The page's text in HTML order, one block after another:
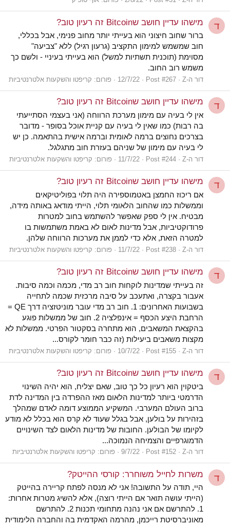
ד מישהו עדיין חושב שBitcoin זה רעיון טוב?
ברור שחוב חיצוני הוא בעייתי יותר מחוב פנימי, אבל בכללי,
חוב שמשמש למימון התקציב (גרעון רגיל) ללא "צביעה"
מסוימת (תוכנית תשתיות למשל) הוא בעייתי בעיניי - ולשם כך
משמש רוב החוב.
דור ה-Z Post #267
12/7/22 פורום: קריפטו והשקעות אלטרנטיביות
ד מישהו עדיין חושב שBitcoin זה רעיון טוב?
אין לי בעיה עם מימון מערכת הרווחה (אני בעצמי הסתייעתי
בה רבות) כמו שאין לי בעיה עם קניית אוכל בסופר - מדובר
בצרכים נחוצים ברמה לאומית וברמה אישית בהתאמה. כן יש
לי בעיה עם מימון של שניהם בעזרת חוב מתגלגל.
דור ה-Z Post #244
11/7/22 פורום: קריפטו והשקעות אלטרנטיביות
ד מישהו עדיין חושב שBitcoin זה רעיון טוב?
אם ריכוז החמצן באטמוספירה היה תלוי בפוליטיקאים
וממשלות כמו שהחוב הלאומי תלוי, הייתי מודאג באותה מידה,
מבטיח. אין לי ספק שאפשר להשתמש בחוב למטרות
פרודוקטיביות, אבל מדינות לאום לא באמת משתמשות בו
למטרה הזאת, אלא כדי לממן את מערכות הרווחה שלהן.
דור ה-Z Post #238
11/7/22 פורום: קריפטו והשקעות אלטרנטיביות
ד מישהו עדיין חושב שBitcoin זה רעיון טוב?
זה בעייתי שמדינות לוקחות חוב רב מדי, מכמה וכמה סיבות.
אעבור בקצרה, ואתעכב על סיבה מרכזית שכמה לתחייה
בשבועות האחרונים: 1. חוב רב מדי עובר מוניטזציה דרך QE =
הרחבת היצע הכסף = אינפלציה 2. חוב של ממשלות פוגע
בהקצאת המשאבים, הוא מתחרה בסקטור הפרטי. ממשלות לא
מקצות משאבים ביעילות (זה כבר חומר לקורס...
דור ה-Z Post #155
10/7/22 פורום: קריפטו והשקעות אלטרנטיביות
ד מישהו עדיין חושב שBitcoin זה רעיון טוב?
ביטקוין הוא רעיון כל כך טוב, שאם יצליח, הוא יהיה השינוי
הדרמטי ביותר למדינות הלאום מאז ההפרדה בין המדינה לדת
ברוב העולם המערבי. המשקיע הממוצע דומה לאדם שמהלך
בזהירות על בולען, אבל בגלל שעוד לא קרס הוא בכלל לא מודע
לקיומו של הבולען. החובות של מדינות הלאום לצד השינויים
הדמוגרפיים והצמיחה הנמוכה...
דור ה-Z Post #152
9/7/22 פורום: קריפטו והשקעות אלטרנטיביות
ד משרות לחייל משוחרר: קורסי ההייטק?
היי, תודה על התשובה! אני לא מנסה לפתח קריירה בהייטק
(הייתי עושה תואר אם הייתי רוצה), אלא להשיג מטרות אחרות:
1. להתרשם אם אני נהנה מתחומי תכנות 2. להתרשם
מאוניברסיטת רייכמן, מהרמה האקדמית בה והחברה הלימודית